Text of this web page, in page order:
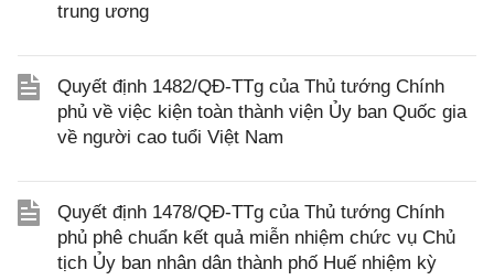
trung ương
Quyết định 1482/QĐ-TTg của Thủ tướng Chính
phủ về việc kiện toàn thành viện Ủy ban Quốc gia
về người cao tuổi Việt Nam
Quyết định 1478/QĐ-TTg của Thủ tướng Chính
phủ phê chuẩn kết quả miễn nhiệm chức vụ Chủ
tịch Ủy ban nhân dân thành phố Huế nhiệm kỳ